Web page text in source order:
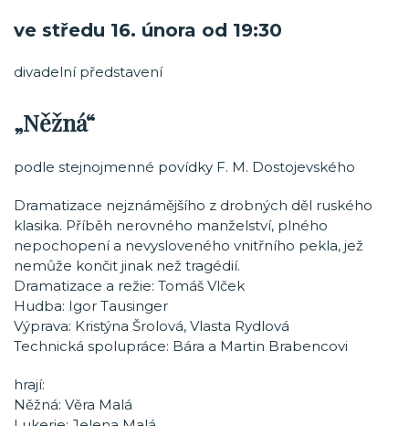
ve středu 16. února od 19:30
divadelní představení
„Něžná“
podle stejnojmenné povídky F. M. Dostojevského
Dramatizace nejznámějšího z drobných děl ruského
klasika. Příběh nerovného manželství, plného
nepochopení a nevysloveného vnitřního pekla, jež
nemůže končit jinak než tragédií.
Dramatizace a režie: Tomáš Vlček
Hudba: Igor Tausinger
Výprava: Kristýna Šrolová, Vlasta Rydlová
Technická spolupráce: Bára a Martin Brabencovi
hrají:
Něžná: Věra Malá